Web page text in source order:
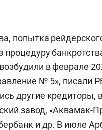
попытка
процедуру
в феврале
№ 5», писали
другие кредиторы,
завод, «Аквамак-
и др. В июле